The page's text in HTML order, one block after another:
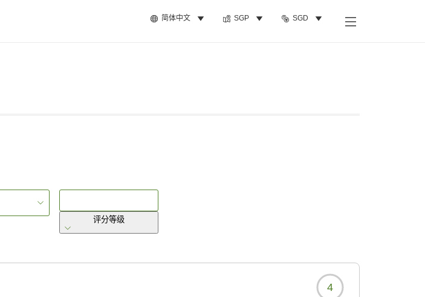
简体中文 SGP SGD
评分等级
4